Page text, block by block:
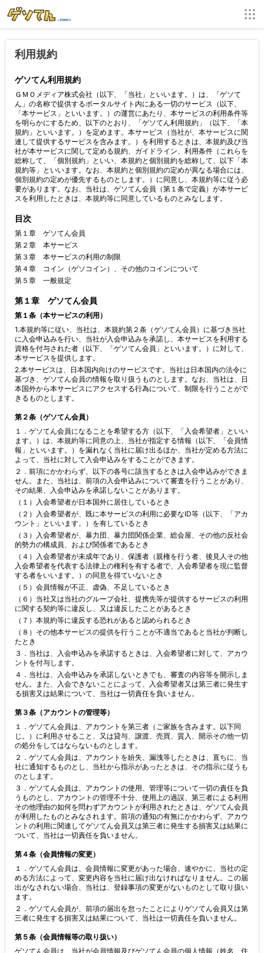
利用規約
ゲソてん利用規約
ＧＭＯメディア株式会社（以下、「当社」といいます。）は、「ゲソて
ん」の名称で提供するポータルサイト内にある一切のサービス（以下、
「本サービス」といいます。）の運営にあたり、本サービスの利用条件等
を明らかにするため、以下のとおり、「ゲソてん利用規約」（以下、「本
規約」といいます。）を定めます。本サービス（当社が、本サービスに関
連して提供するサービスを含みます。）を利用するときは、本規約及び当
社が本サービスに関して定める規約、ガイドライン、利用条件（これらを
総称して、「個別規約」といい、本規約と個別規約を総称して、以下「本
規約等」といいます。なお、本規約と個別規約の定めが異なる場合には、
個別規約の定めが優先するものとします。）に同意し、本規約等に従う必
要があります。なお、当社は、ゲソてん会員（第１条で定義）が本サービ
スを利用したときは、本規約等に同意しているものとみなします。
目次
第１章 ゲソてん会員
第２章 本サービス
第３章 本サービスの利用の制限
第４章 コイン（ゲソコイン）、その他のコインについて
第５章 一般規定
第１章 ゲソてん会員
第１条（本サービスの利用）
1.本規約等に従い、当社は、本規約第２条（ゲソてん会員）に基づき当社
に入会申込みを行い、当社が入会申込みを承諾し、本サービスを利用する
資格を付与された者（以下、「ゲソてん会員」といいます。）に対して、
本サービスを提供します。
2.本サービスは、日本国内向けのサービスです。当社は日本国内の法令に
基づき、ゲソてん会員の情報を取り扱うものとします。なお、当社は、日
本国外から本サービスにアクセスする行為について、制限を行うことがで
きるものとします。
第２条（ゲソてん会員）
１．ゲソてん会員になることを希望する方（以下、「入会希望者」といい
ます。）は、本規約等に同意の上、当社が指定する情報（以下、「会員情
報」といいます。）を漏れなく当社に届け出るほか、当社が定める方法に
よって、当社に対して入会申込みをすることができます。
２．前項にかかわらず、以下の各号に該当するときは入会申込みができま
せん。また、当社は、前項の入会申込みについて審査を行うことがあり、
その結果、入会申込みを承諾しないことがあります。
（１）入会希望者が日本国外に居住しているとき
（２）入会希望者が、既に本サービスの利用に必要なID等（以下、「アカ
ウント」といいます。）を有しているとき
（３）入会希望者が、暴力団、暴力団関係企業、総会屋、その他の反社会
的勢力の構成員、および関係者であるとき
（４）入会希望者が未成年であり、保護者（親権を行う者、後見人その他
入会希望者を代表する法律上の権利を有する者で、入会希望者を現に監督
する者をいいます。）の同意を得ていないとき
（５）会員情報が不正、虚偽、不足しているとき
（６）当社又は当社のグループ会社、提携先等が提供するサービスの利用
に関する契約等に違反し、又は違反したことがあるとき
（７）本規約等に違反する恐れがあると認められるとき
（８）その他本サービスの提供を行うことが不適当であると当社が判断し
たとき
３．当社は、入会申込みを承諾するときは、入会希望者に対して、アカウ
ントを付与します。
４．当社は、入会申込みを承諾しないときでも、審査の内容等を開示しま
せん。また、入会できないことによって、入会希望者又は第三者に発生す
る損害又は結果について、当社は一切責任を負いません。
第３条（アカウントの管理等）
１．ゲソてん会員は、アカウントを第三者（ご家族を含みます。以下同
じ。）に利用させること、又は貸与、譲渡、売買、質入、開示その他一切
の処分をしてはならないものとします。
２．ゲソてん会員は、アカウントを紛失、漏洩等したときは、直ちに、当
社に通知するものとし、当社から指示があったときは、その指示に従うも
のとします。
３．ゲソてん会員は、アカウントの使用、管理等について一切の責任を負
うものとし、アカウントの管理不十分、使用上の過誤、第三者による利用
その他理由の如何を問わずアカウントが利用されたときは、ゲソてん会員
が利用したものとみなされます。前項の通知の有無にかかわらず、アカウ
ントの利用に関連してゲソてん会員又は第三者に発生する損害又は結果に
ついて、当社は一切責任を負いません。
第４条（会員情報の変更）
１．ゲソてん会員は、会員情報に変更があった場合、速やかに、当社の定
める方法によって、変更内容を当社に届け出なければなりません。この届
出がなされない場合、当社は、登録事項の変更がないものとして取り扱い
ます。
２．ゲソてん会員が、前項の届出を怠ったことによりゲソてん会員又は第
三者に発生する損害又は結果について、当社は一切責任を負いません。
第５条（会員情報等の取り扱い）
ゲソてん会員は、当社が会員情報及びゲソてん会員の個人情報（姓名、住